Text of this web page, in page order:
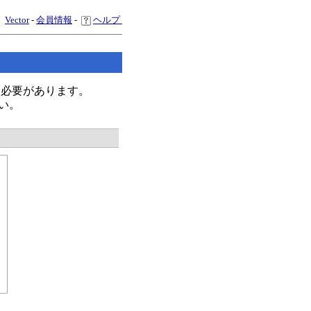
Vector- 会員情報 - ヘルプ
要があります。
。